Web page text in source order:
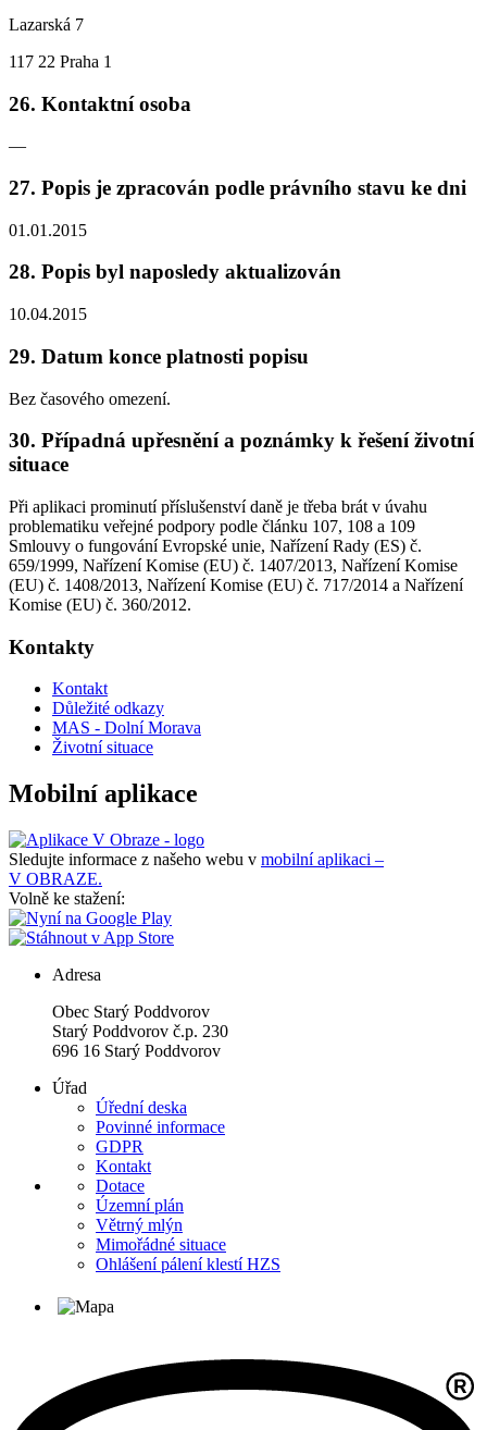
Lazarská 7
117 22 Praha 1
26. Kontaktní osoba
—
27. Popis je zpracován podle právního stavu ke dni
01.01.2015
28. Popis byl naposledy aktualizován
10.04.2015
29. Datum konce platnosti popisu
Bez časového omezení.
30. Případná upřesnění a poznámky k řešení životní
situace
Při aplikaci prominutí příslušenství daně je třeba brát v úvahu
problematiku veřejné podpory podle článku 107, 108 a 109
Smlouvy o fungování Evropské unie, Nařízení Rady (ES) č.
659/1999, Nařízení Komise (EU) č. 1407/2013, Nařízení Komise
(EU) č. 1408/2013, Nařízení Komise (EU) č. 717/2014 a Nařízení
Komise (EU) č. 360/2012.
Kontakty
Kontakt
Důležité odkazy
MAS - Dolní Morava
Životní situace
Mobilní aplikace
Sledujte informace z našeho webu v mobilní aplikaci –
V OBRAZE.
Volně ke stažení:
Adresa
Obec Starý Poddvorov
Starý Poddvorov č.p. 230
696 16 Starý Poddvorov
Úřad
Úřední deska
Povinné informace
GDPR
Kontakt
Dotace
Územní plán
Větrný mlýn
Mimořádné situace
Ohlášení pálení klestí HZS